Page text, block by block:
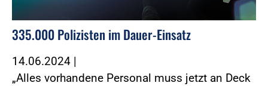
335.000 Polizisten im Dauer-Einsatz
14.06.2024 |
„Alles vorhandene Personal muss jetzt an Deck